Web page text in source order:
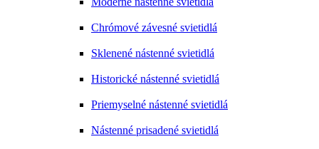
Chrómové závesné svietidlá
Sklenené nástenné svietidlá
Historické nástenné svietidlá
Priemyselné nástenné svietidlá
Nástenné prisadené svietidlá